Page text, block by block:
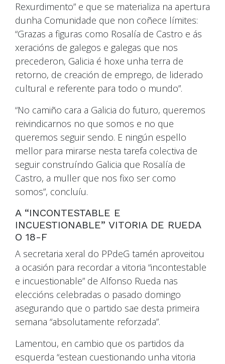
Rexurdimento” e que se materializa na apertura
dunha Comunidade que non coñece límites:
“Grazas a figuras como Rosalía de Castro e ás
xeracións de galegos e galegas que nos
precederon, Galicia é hoxe unha terra de
retorno, de creación de emprego, de liderado
cultural e referente para todo o mundo”.
“No camiño cara a Galicia do futuro, queremos
reivindicarnos no que somos e no que
queremos seguir sendo. E ningún espello
mellor para mirarse nesta tarefa colectiva de
seguir construíndo Galicia que Rosalía de
Castro, a muller que nos fixo ser como
somos”, concluíu.
A “INCONTESTABLE E
INCUESTIONABLE” VITORIA DE RUEDA
O 18-F
A secretaria xeral do PPdeG tamén aproveitou
a ocasión para recordar a vitoria “incontestable
e incuestionable” de Alfonso Rueda nas
eleccións celebradas o pasado domingo
asegurando que o partido sae desta primeira
semana “absolutamente reforzada”.
Lamentou, en cambio que os partidos da
esquerda “estean cuestionando unha vitoria